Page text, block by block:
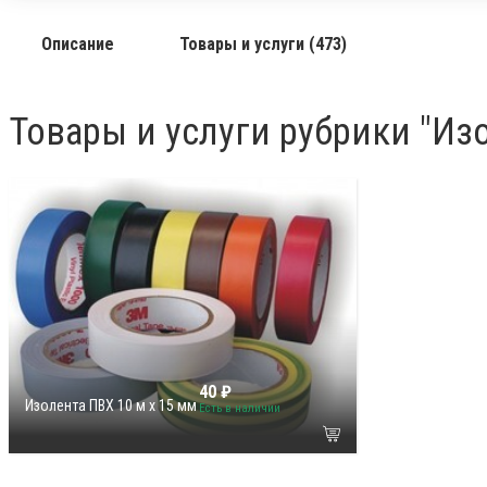
Описание Товары и услуги (473)
Товары и услуги рубрики
Изолента ПВХ 10 м х 15 мм
40 ₽
Есть в наличии